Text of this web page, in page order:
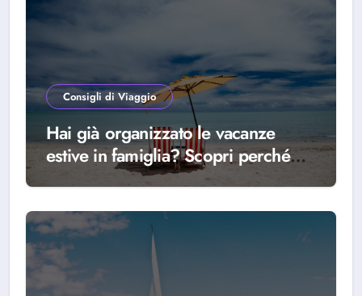
Consigli di Viaggio
Hai già organizzato le vacanze
estive in famiglia? Scopri perché
scegliere Alba Adriatica